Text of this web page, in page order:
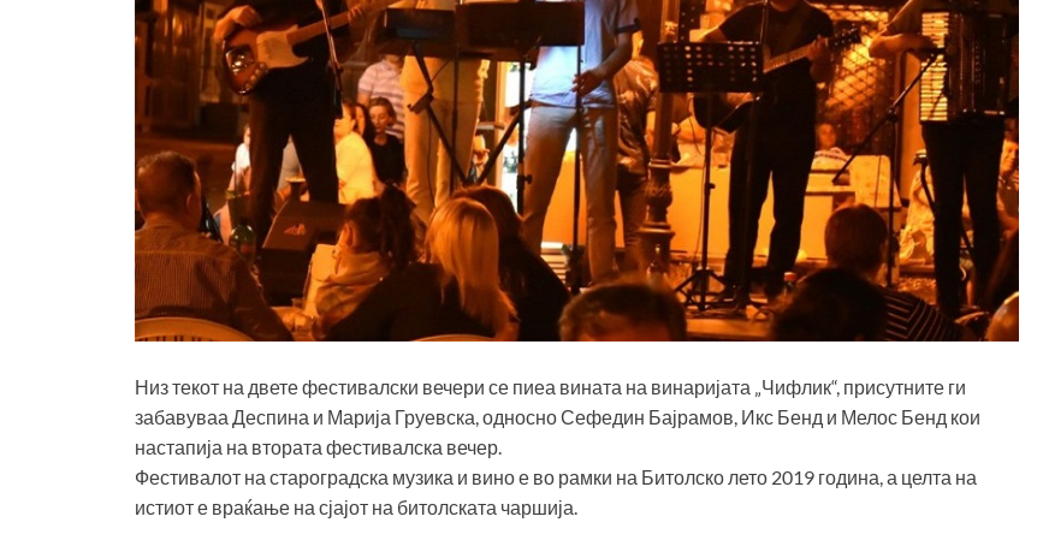
Низ текот на двете фестивалски вечери се пиеа вината на винаријата „Чифлик“, присутните ги
забавуваа Деспина и Марија Груевска, односно Сефедин Бајрамов, Икс Бенд и Мелос Бенд кои
настапија на втората фестивалска вечер.
Фестивалот на староградска музика и вино е во рамки на Битолско лето 2019 година, а целта на
истиот е враќање на сјајот на битолската чаршија.